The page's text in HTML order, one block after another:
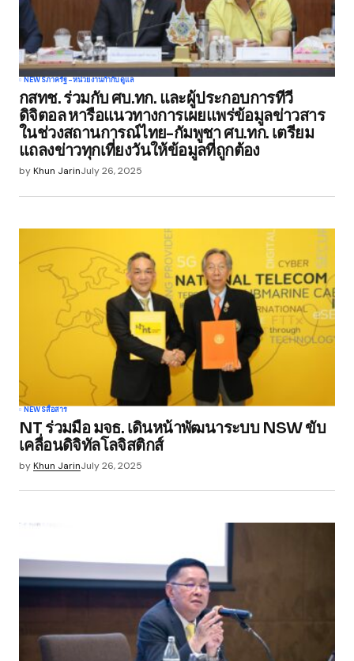
NEWSภาครัฐ-หน่วยงานกำกับดูแล
กสทช. ร่วมกับ ศบ.ทก. และผู้ประกอบการทีวี
ดิจิตอล หารือแนวทางการเผยแพร่ข้อมูลข่าวสาร
ในช่วงสถานการณ์ไทย-กัมพูชา ศบ.ทก. เตรียม
แถลงข่าวทุกเที่ยงวันให้ข้อมูลที่ถูกต้อง
byKhun JarinJuly 26, 2025
NEWSสื่อสาร
NT ร่วมมือ มจธ. เดินหน้าพัฒนาระบบ NSW ขับ
เคลื่อนดิจิทัลโลจิสติกส์
byKhun JarinJuly 26, 2025